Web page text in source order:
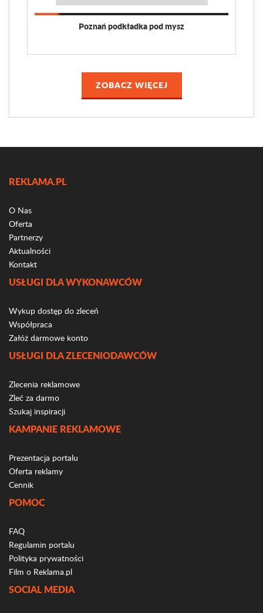
Poznań podkładka pod mysz
ZOBACZ WIĘCEJ
REKLAMA.PL
O Nas
Oferta
Partnerzy
Aktualności
Kontakt
USŁUGI DLA WYKONAWCÓW
Wykup dostęp do zleceń
Współpraca
Załóż darmowe konto
USŁUGI DLA ZLECENIODAWCÓW
Zlecenia reklamowe
Zleć za darmo
Szukaj inspiracji
KAMPANIE REKLAMOWE
Prezentacja portalu
Oferta reklamy
Cennik
POMOC
FAQ
Regulamin portalu
Polityka prywatności
Film o Reklama.pl
SOCIAL MEDIA